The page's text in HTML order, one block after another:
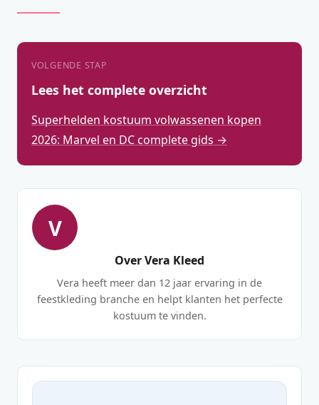
VOLGENDE STAP
Lees het complete overzicht
Superhelden kostuum volwassenen kopen
2026: Marvel en DC complete gids →
V
Over Vera Kleed
Vera heeft meer dan 12 jaar ervaring in de
feestkleding branche en helpt klanten het perfecte
kostuum te vinden.